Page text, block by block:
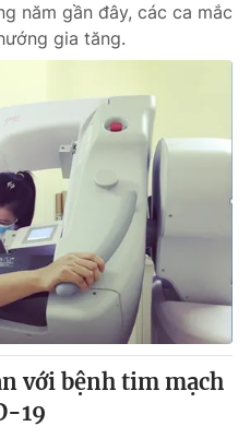
năm gần đây, các ca mắc
gia tăng.
với bệnh tim mạch
19